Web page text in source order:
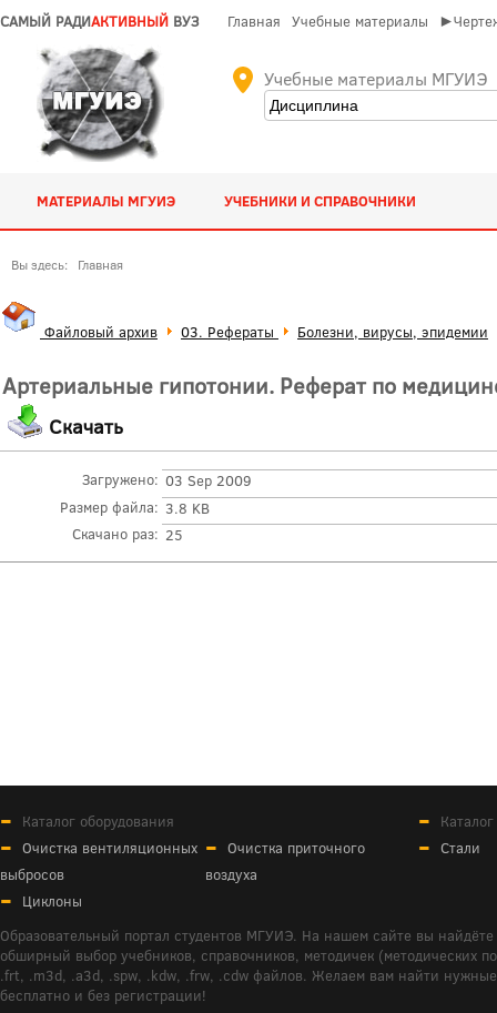
САМЫЙ РАДИАКТИВНЫЙ ВУЗ Главная Учебные материалы
Учебные материалы МГУИЭ
МАТЕРИАЛЫ МГУИЭ УЧЕБНИКИ И СПРАВОЧНИКИ
Вы здесь: Главная
Файловый архив 03. Рефераты Болезни, вирусы, эпидемии
Артериальные гипотонии. Реферат по
Скачать
Загружено: 03 Sep 2009
Размер файла: 3.8 KB
Скачано раз: 25
Каталог оборудования
Очистка вентиляционных
выбросов
Очистка приточного
воздуха
Циклоны
Стали
Образовательный портал студентов МГУИЭ. На нашем сайте вы
обширный выбор учебников, справочников, методичек (методических
.frt, .m3d, .a3d, .spw, .kdw, .frw, .cdw файлов. Желаем вам найти
бесплатно и без регистрации!